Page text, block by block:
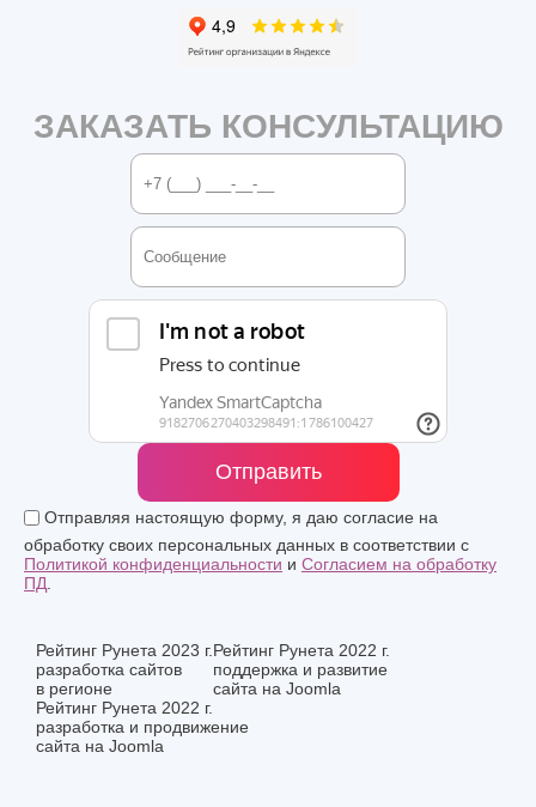
ЗАКАЗАТЬ КОНСУЛЬТАЦИЮ
Отправить
Отправляя настоящую форму, я даю согласие на
обработку своих персональных данных в соответствии с
Политикой конфиденциальности и Согласием на обработку
ПД
Рейтинг Рунета 2023 г.
разработка сайтов
в регионе
Рейтинг Рунета 2022 г.
поддержка и развитие
сайта на Joomla
Рейтинг Рунета 2022 г.
разработка и продвижение
сайта на Joomla